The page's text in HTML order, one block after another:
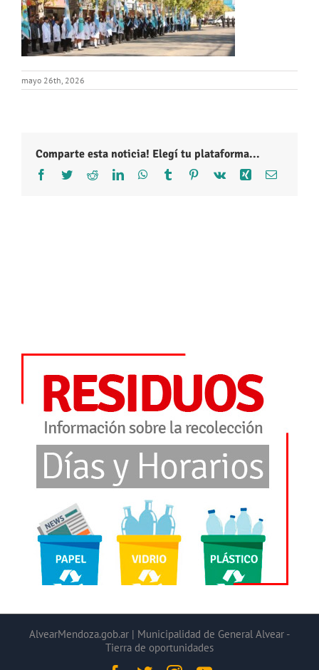
mayo 26th, 2026
Comparte esta noticia! Elegí tu plataforma...
Facebook
TwitterRedditLinkedInWhatsApp
Tumblr Pinterest
Vk Xing Correo
AlvearMendoza.gob.ar | Municipalidad de General Alvear -
Tierra de oportunidades